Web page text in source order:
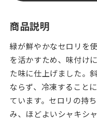
商品説明
緑が鮮やかなセロリを
を活かすため、味付け
た味に仕上げました。
ならず、冷凍すること
ています。セロリの持
み、ほどよいシャキシ